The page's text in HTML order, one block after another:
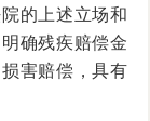
的上述立场和
确残疾赔偿金
害赔偿，具有